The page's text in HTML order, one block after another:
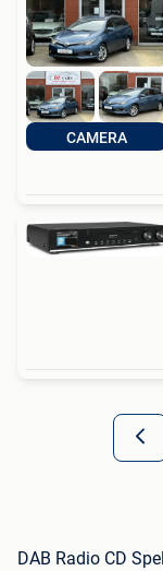
CAMERA
DAB Radio CD